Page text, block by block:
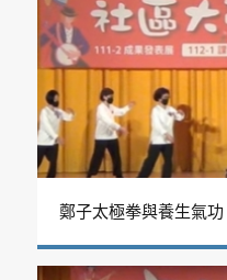
鄭子太極拳與養生氣功